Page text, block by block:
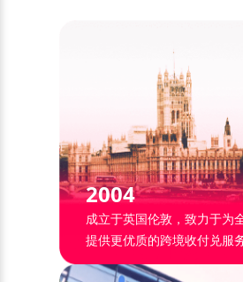
2004
成立于英国伦敦，致力于为
提供更优质的跨境收付兑服